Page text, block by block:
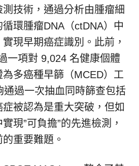
技術，通過分析由腫瘤細
環腫瘤DNA（ctDNA）中
現早期癌症識別。此前，
一項對 9,024 名健康個體
多癌種早篩（MCED）工
通過一次抽血同時篩查包括
被認為是重大突破，但如
現”可負擔”的先進檢測，
重要難題。